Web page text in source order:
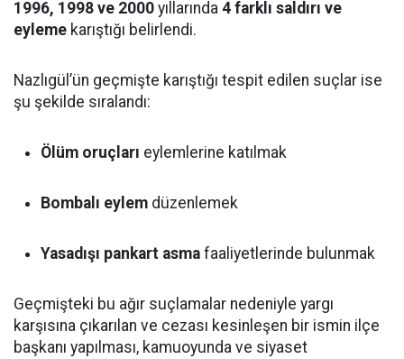
1996, 1998 ve 2000 yıllarında 4 farklı saldırı ve
eyleme karıştığı belirlendi.
Nazlıgül’ün geçmişte karıştığı tespit edilen suçlar ise
şu şekilde sıralandı:
Ölüm oruçları eylemlerine katılmak
Bombalı eylem düzenlemek
Yasadışı pankart asma faaliyetlerinde bulunmak
Geçmişteki bu ağır suçlamalar nedeniyle yargı
karşısına çıkarılan ve cezası kesinleşen bir ismin ilçe
başkanı yapılması, kamuoyunda ve siyaset